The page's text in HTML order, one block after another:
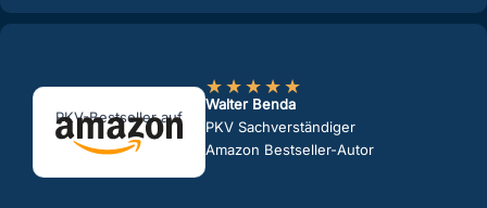
PKV-Bestseller auf
★★★★★
Walter Benda
PKV Sachverständiger
Amazon Bestseller-Autor